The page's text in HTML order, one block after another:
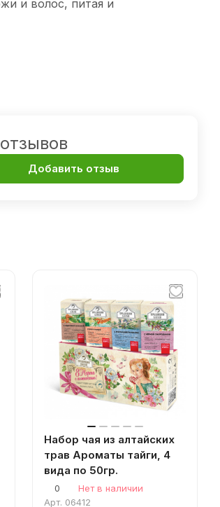
и волос, питая и
Добавить отзыв
Набор чая из алтайских
трав Ароматы тайги, 4
вида по 50гр.
0
Нет в наличии
Арт. 06412